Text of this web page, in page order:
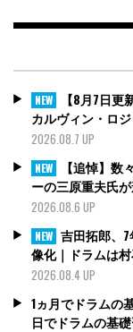
NEW
【8月7日
カルヴィン・ロ
2026.08.7 UP
NEW
【追悼】
ーの三原重夫氏
2026.08.6 UP
NEW 吉田拓郎、
像化｜ドラムは
2026.08.4 UP
1ヵ月でドラムの
日でドラムの基